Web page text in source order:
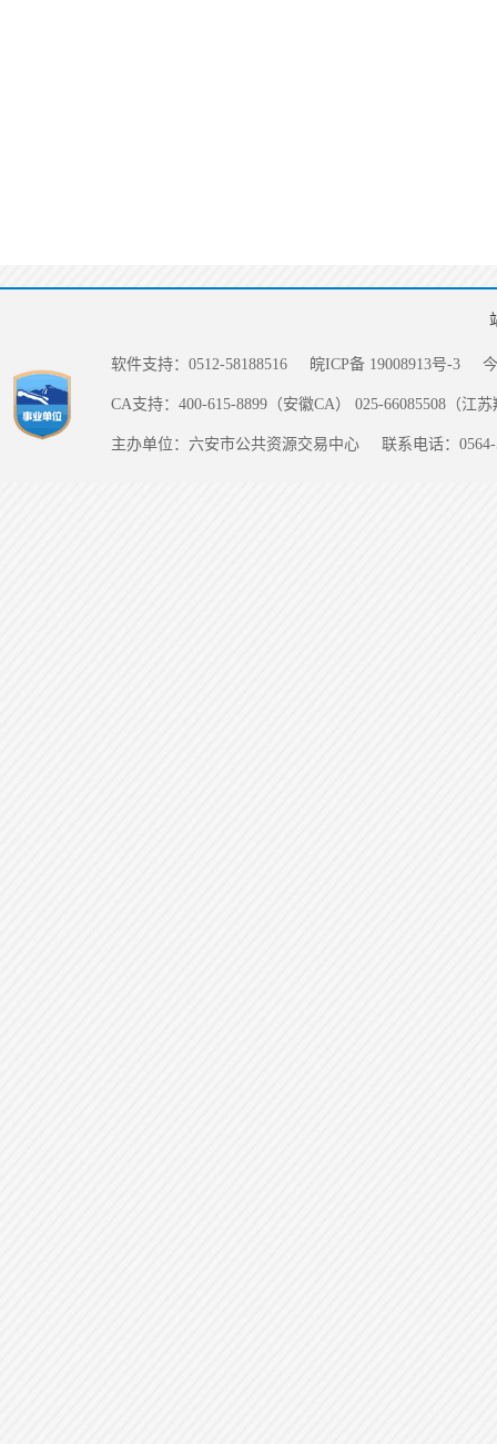
软件支持：0512-58188516 皖ICP备 19008913号-3
CA支持：400-615-8899（安徽CA） 025-66085508（江
主办单位：六安市公共资源交易中心 联系电话：0564-